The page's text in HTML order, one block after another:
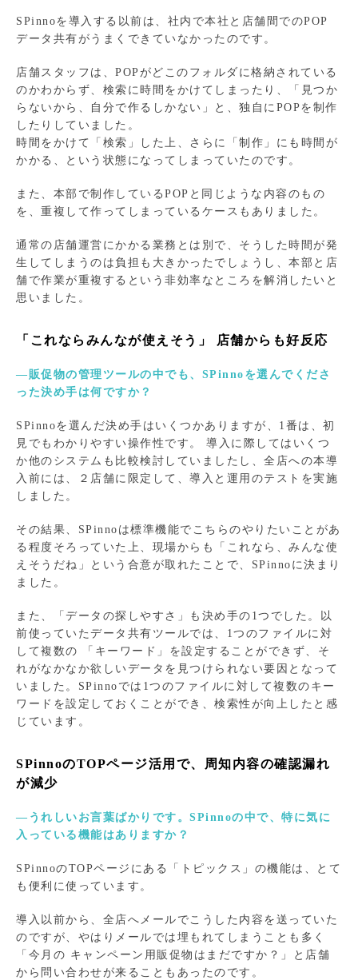
SPinnoを導入する以前は、社内で本社と店舗間でのPOP
データ共有がうまくできていなかったのです。
店舗スタッフは、POPがどこのフォルダに格納されている
のかわからず、検索に時間をかけてしまったり、「見つか
らないから、自分で作るしかない」と、独自にPOPを制作
したりしていました。
時間をかけて「検索」した上、さらに「制作」にも時間が
かかる、という状態になってしまっていたのです。
また、本部で制作しているPOPと同じような内容のもの
を、重複して作ってしまっているケースもありました。
通常の店舗運営にかかる業務とは別で、そうした時間が発
生してしまうのは負担も大きかったでしょうし、本部と店
舗で作業が重複するという非効率なところを解消したいと
思いました。
「これならみんなが使えそう」 店舗からも好反応
―販促物の管理ツールの中でも、SPinnoを選んでくださ
った決め手は何ですか？
SPinnoを選んだ決め手はいくつかありますが、1番は、初
見でもわかりやすい操作性です。 導入に際してはいくつ
か他のシステムも比較検討していましたし、全店への本導
入前には、２店舗に限定して、導入と運用のテストを実施
しました。
その結果、SPinnoは標準機能でこちらのやりたいことがあ
る程度そろっていた上、現場からも「これなら、みんな使
えそうだね」という合意が取れたことで、SPinnoに決まり
ました。
また、「データの探しやすさ」も決め手の1つでした。以
前使っていたデータ共有ツールでは、1つのファイルに対
して複数の 「キーワード」を設定することができず、そ
れがなかなか欲しいデータを見つけられない要因となって
いました。SPinnoでは1つのファイルに対して複数のキー
ワードを設定しておくことができ、検索性が向上したと感
じています。
SPinnoのTOPページ活用で、周知内容の確認漏れ
が減少
―うれしいお言葉ばかりです。SPinnoの中で、特に気に
入っている機能はありますか？
SPinnoのTOPページにある「トピックス」の機能は、とて
も便利に使っています。
導入以前から、全店へメールでこうした内容を送っていた
のですが、やはりメールでは埋もれてしまうことも多く
「今月の キャンペーン用販促物はまだですか？」と店舗
から問い合わせが来ることもあったのです。